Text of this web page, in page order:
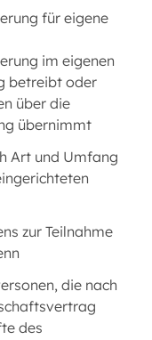
für eigene
im eigenen
betreibt oder
über die
übernimmt
Art und Umfang
zur Teilnahme
die nach
des